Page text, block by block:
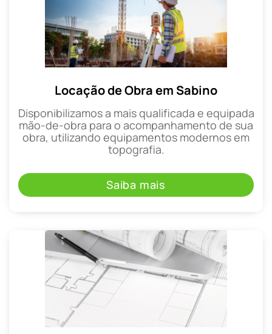
Locação de Obra em Sabino
Disponibilizamos a mais qualificada e equipada
mão-de-obra para o acompanhamento de sua
obra, utilizando equipamentos modernos em
topografia.
Saiba mais